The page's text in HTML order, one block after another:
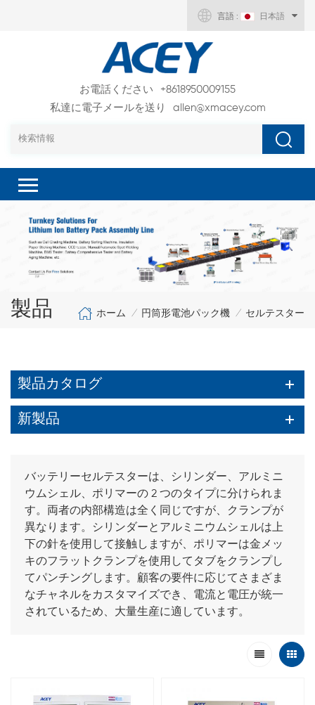
言語 : 日本語
お電話ください
+8618950009155
私達に電子メールを送り
allen@xmacey.com
製品 ホーム / 円筒形電池パック機 / セルテスター
製品カタログ
新製品
バッテリーセルテスターは、シリンダー、アルミニ
ウムシェル、ポリマーの 2 つのタイプに分けられま
す。両者の内部構造は全く同じですが、クランプが
異なります。シリンダーとアルミニウムシェルは上
下の針を使用して接触しますが、ポリマーは金メッ
キのフラットクランプを使用してタブをクランプし
てパンチングします。顧客の要件に応じてさまざま
なチャネルをカスタマイズでき、電流と電圧が統一
されているため、大量生産に適しています。